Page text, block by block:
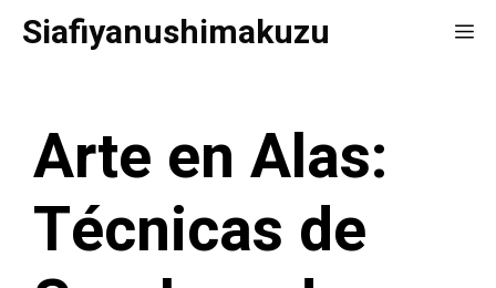
SaltarSiafiyanushimakuzu
Arte en Alas:
Técnicas de